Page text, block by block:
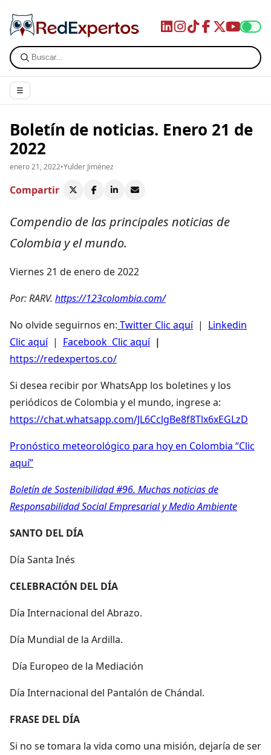
☰
Boletín de noticias. Enero 21 de
2022
enero 21, 2022•Yulder Jiménez
Compartir
Compendio de las principales noticias de
Colombia y el mundo.
Viernes 21 de enero de 2022
Por: RARV. https://123colombia.com/
No olvide seguirnos en: Twitter Clic aquí| Linkedin
Clic aquí| Facebook Clic aquí|
https://redexpertos.co/
Si desea recibir por WhatsApp los boletines y los
periódicos de Colombia y el mundo, ingrese a:
https://chat.whatsapp.com/JL6CclgBe8f8Tlx6xEGLzD
Pronóstico meteorológico para hoy en Colombia “Clic
aquí”
Boletín de Sostenibilidad #96. Muchas noticias de
Responsabilidad Social Empresarial y Medio Ambiente
SANTO DEL DÍA
Día Santa Inés
CELEBRACIÓN DEL DÍA
Día Internacional del Abrazo.
Día Mundial de la Ardilla.
Día Europeo de la Mediación
Día Internacional del Pantalón de Chándal.
FRASE DEL DÍA
Si no se tomara la vida como una misión, dejaría de ser